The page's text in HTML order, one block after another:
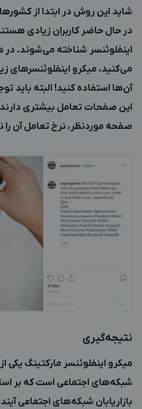
شاید این روش در ابتدا از
در حال حاضر کاربران زیادی
اینفلوئنسر شناخته می‌شوند. در
می‌کنید، میکرو اینفلوئنسرهای
آن‌ها استفاده کنید! البته باید
این صفحات تعامل بیشتری
صفحه موردنظر، نرخ تعامل آن
نتیجه‌گیری
میکرو اینفلوئنسر مارکتینگ یکی
شبکه‌های اجتماعی است که بر
بازاریابان شبکه‌های اجتماعی